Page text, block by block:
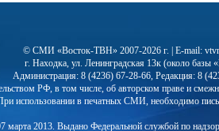
© СМИ «Восток-ТВН» 2007-2026 г. | E-mail:
г. Находка, ул. Ленинградская 13к (около базы
Администрация: 8 (4236) 67-28-66, Редакция: 8
РФ, в том числе, об авторском праве и
использовании в печатных СМИ, необходимо
2013. Выдано Федеральной службой по